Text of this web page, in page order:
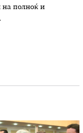
на полноќ и